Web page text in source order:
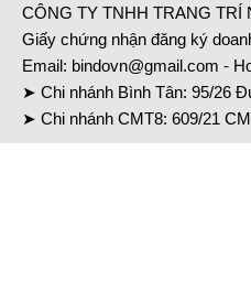
CÔNG TY TNHH TRANG TRÍ
Giấy chứng nhận đăng ký
Email: bindovn@gmail.com -
➤ Chi nhánh Bình Tân: 95/26
➤ Chi nhánh CMT8: 609/21